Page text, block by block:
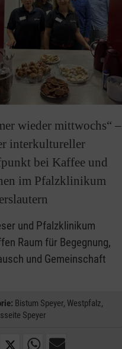
wieder mittwochs“ –
interkultureller
bei Kaffee und
im Pfalzklinikum
und Pfalzklinikum
Raum für Begegnung,
und Gemeinschaft
Bistum Speyer, Westpfalz,
Speyer